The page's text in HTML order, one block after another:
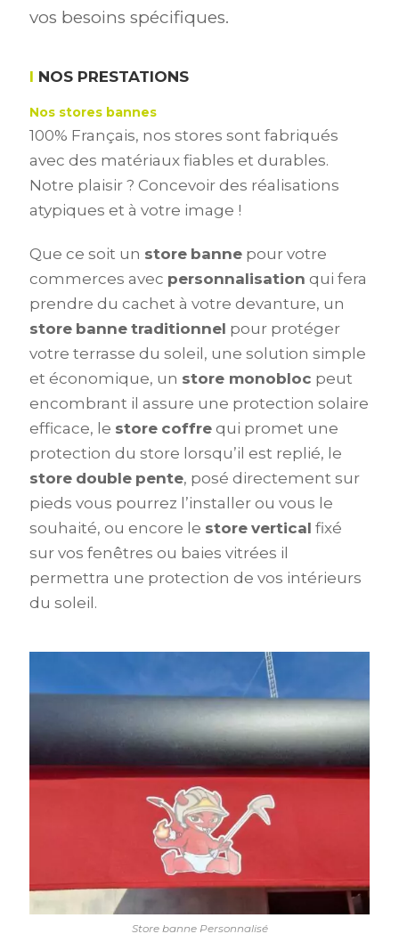
vos besoins spécifiques.
NOS PRESTATIONS
Nos stores bannes
100% Français, nos stores sont fabriqués
avec des matériaux fiables et durables.
Notre plaisir ? Concevoir des réalisations
atypiques et à votre image !
Que ce soit un store banne pour votre
commerces avec personnalisation qui fera
prendre du cachet à votre devanture, un
store banne traditionnel pour protéger
votre terrasse du soleil, une solution simple
et économique, un store monobloc peut
encombrant il assure une protection solaire
efficace, le store coffre qui promet une
protection du store lorsqu’il est replié, le
store double pente, posé directement sur
pieds vous pourrez l’installer ou vous le
souhaité, ou encore le store vertical fixé
sur vos fenêtres ou baies vitrées il
permettra une protection de vos intérieurs
du soleil.
Store banne Personnalisé